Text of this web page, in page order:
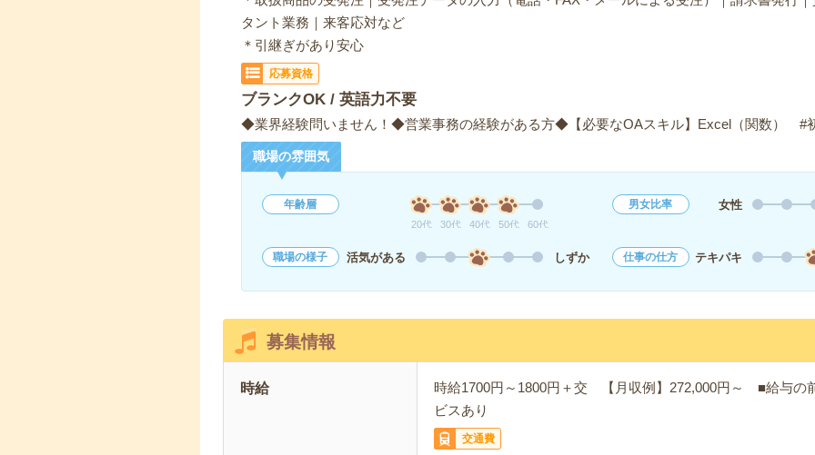
タント業務｜来客応対など
＊引継ぎがあり安心
応募資格
ブランクOK / 英語力不要
◆業界経験問いません！◆営業事務の経験がある方◆【必要なOAスキル】Excel（関数） #
職場の雰囲気
年齢層
20代 30代 40代 50代 60代
男女比率 女性
職場の様子 活気がある しずか 仕事の仕方 テキパキ
募集情報
時給
時給1700円～1800円＋交 【月収例】272,000円～ ■給与の
ビスあり
交通費